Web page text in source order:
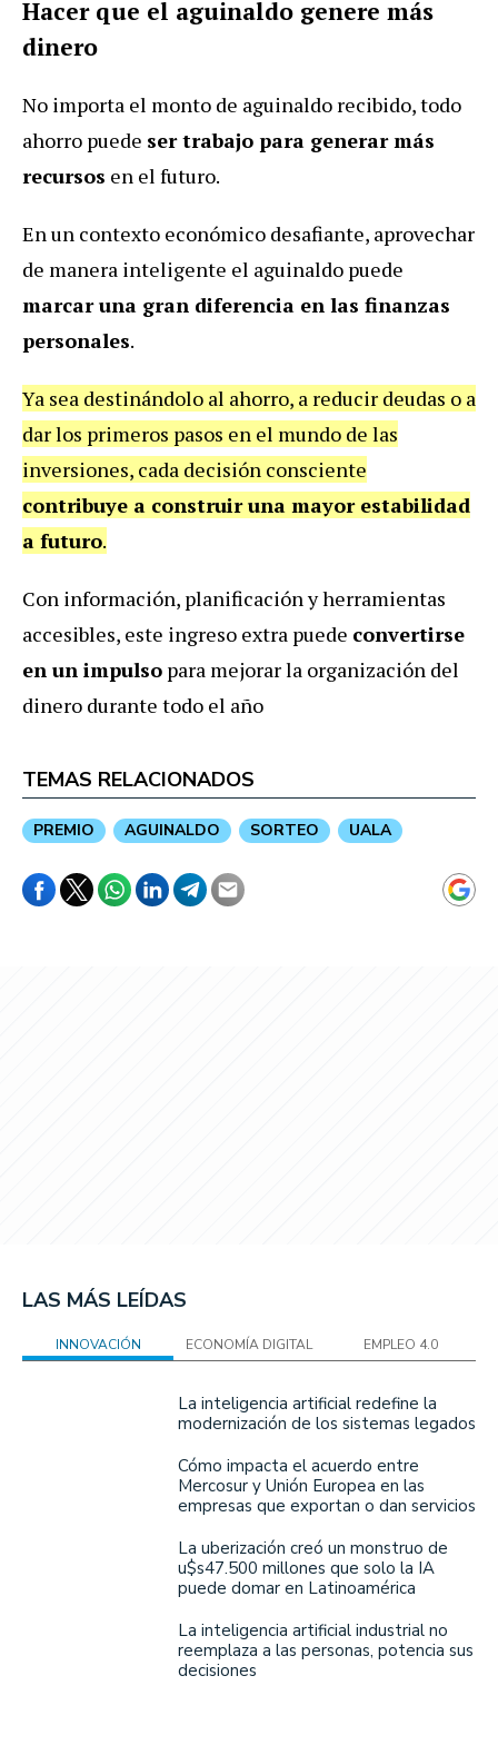
Hacer que el aguinaldo genere más
dinero
No importa el monto de aguinaldo recibido, todo
ahorro puede ser trabajo para generar más
recursos en el futuro.
En un contexto económico desafiante, aprovechar
de manera inteligente el aguinaldo puede
marcar una gran diferencia en las finanzas
personales.
Ya sea destinándolo al ahorro, a reducir deudas o a
dar los primeros pasos en el mundo de las
inversiones, cada decisión consciente
contribuye a construir una mayor estabilidad
a futuro.
Con información, planificación y herramientas
accesibles, este ingreso extra puede convertirse
en un impulso para mejorar la organización del
dinero durante todo el año
TEMAS RELACIONADOS
PREMIO AGUINALDO SORTEO UALA
LAS MÁS LEÍDAS
INNOVACIÓN ECONOMÍA DIGITAL EMPLEO 4.0
La inteligencia artificial redefine la
modernización de los sistemas legados
Cómo impacta el acuerdo entre
Mercosur y Unión Europea en las
empresas que exportan o dan servicios
La uberización creó un monstruo de
u$s47.500 millones que solo la IA
puede domar en Latinoamérica
La inteligencia artificial industrial no
reemplaza a las personas, potencia sus
decisiones